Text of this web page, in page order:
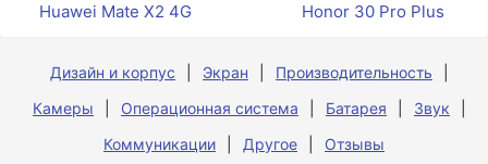
Huawei Mate X2 4G Honor 30 Pro Plus
Дизайн и корпус Экран
Производительность
Камеры
Операционная система Батарея
Звук
Коммуникации
Другое Отзывы